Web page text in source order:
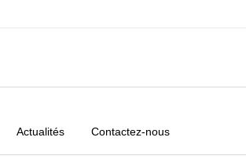
Actualités Contactez-nous